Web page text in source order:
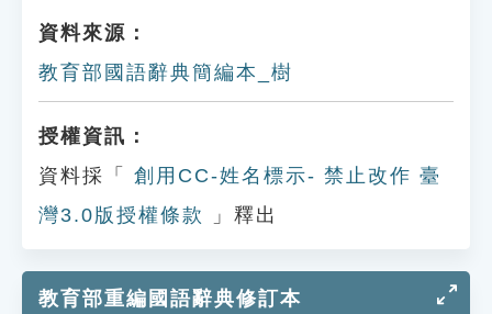
資料來源：
教育部國語辭典簡編本_樹
授權資訊：
資料採「
創用CC-姓名標示- 禁止改作 臺
灣3.0版授權條款
」釋出
教育部重編國語辭典修訂本